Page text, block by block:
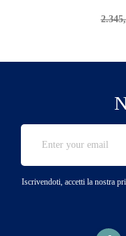
Iscrivendoti, accetti la nostra